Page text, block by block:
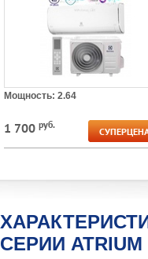
Мощность: 2.64
1 700 руб.
СЕРИИ ATRIUM